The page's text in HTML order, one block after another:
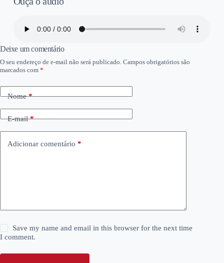
Deixe um comentário
O seu endereço de e-mail não será publicado. Campos obrigatórios são
marcados com *
Nome*
E-mail*
Adicionar comentário *
Save my name and email in this browser for the next time
I comment.